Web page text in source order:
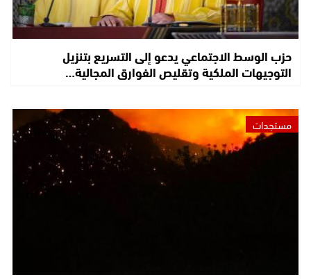
حزب الوسط الاجتماعي يدعو إلى التسريع بتنزيل
التوجيهات الملكية وتقليص الفوارق المجالية…
مستجدات